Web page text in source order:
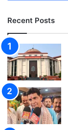
Recent Posts